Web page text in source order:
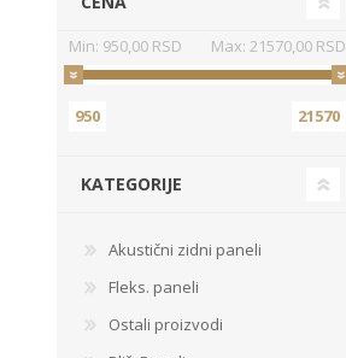
Čaše
Šolje
Tanjiri
Ogledalo panel
Min: 950,00 RSD Max: 21570,00 RSD
950 21570
KATEGORIJE
Akustični zidni paneli
Fleks. paneli
Ostali proizvodi